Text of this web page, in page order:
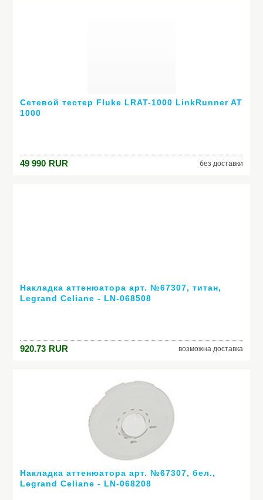
Сетевой тестер Fluke LRAT-1000 LinkRunner AT
1000
49 990 RUR без доставки
Накладка аттенюатора арт. №67307, титан,
Legrand Celiane - LN-068508
920.73 RUR возможна доставка
Накладка аттенюатора арт. №67307, бел.,
Legrand Celiane - LN-068208